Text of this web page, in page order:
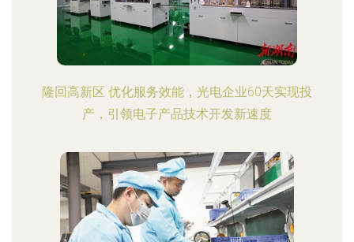
隆回高新区 优化服务效能，光电企业60天实现投
产，引领电子产品技术开发新速度